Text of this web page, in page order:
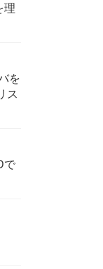
理
を
ス
で